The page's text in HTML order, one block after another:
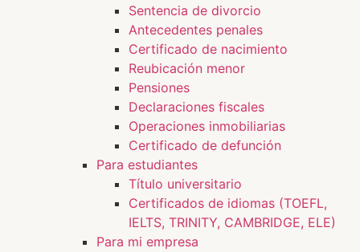
Sentencia de divorcio
Antecedentes penales
Certificado de nacimiento
Reubicación menor
Pensiones
Declaraciones fiscales
Operaciones inmobiliarias
Certificado de defunción
Para estudiantes
Título universitario
Certificados de idiomas (TOEFL,
IELTS, TRINITY, CAMBRIDGE, ELE)
Para mi empresa